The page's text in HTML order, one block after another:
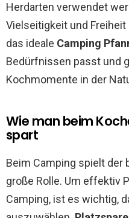
Herdarten verwendet
Vielseitigkeit und Freiheit
das ideale Camping
Bedürfnissen passt und
Kochmomente in der
Wie man beim
spart
Beim Camping spielt der
große Rolle. Um effektiv
Camping, ist es wichtig,